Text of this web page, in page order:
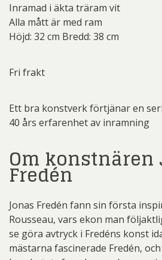
Inramad i äkta träram vit
Alla mått är med ram
Höjd: 32 cm Bredd: 38 cm
Fri frakt
Ett bra konstverk förtjänar en
40 års erfarenhet av inramning
Om konstnären
Fredén
Jonas Fredén fann sin första
Rousseau, vars ekon man
se göra avtryck i Fredéns konst
mästarna fascinerade Fredén,